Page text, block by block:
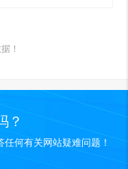
！
？
何有关网站疑难问题！